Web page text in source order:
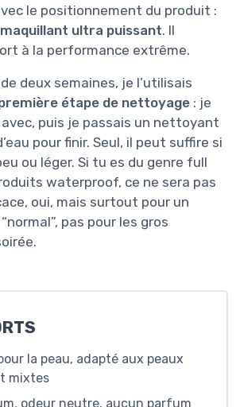
le positionnement du produit :
ultra puissant. Il
à la performance extrême.
deux semaines, je l’utilisais
étape de nettoyage : je
puis je passais un nettoyant
pour finir. Seul, il peut suffire si
ou léger. Si tu es du genre full
waterproof, ce ne sera pas
oui, mais surtout pour un
pas pour les gros
la peau, adapté aux peaux
mixtes
odeur neutre, aucun parfum